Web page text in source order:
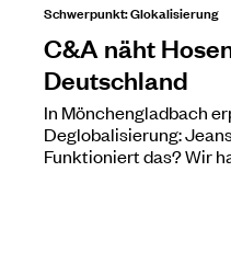
Schwerpunkt: Glokalisierung
C&A näht
Deutschland
In Mönchengladbach
Deglobalisierung:
Funktioniert das? Wir